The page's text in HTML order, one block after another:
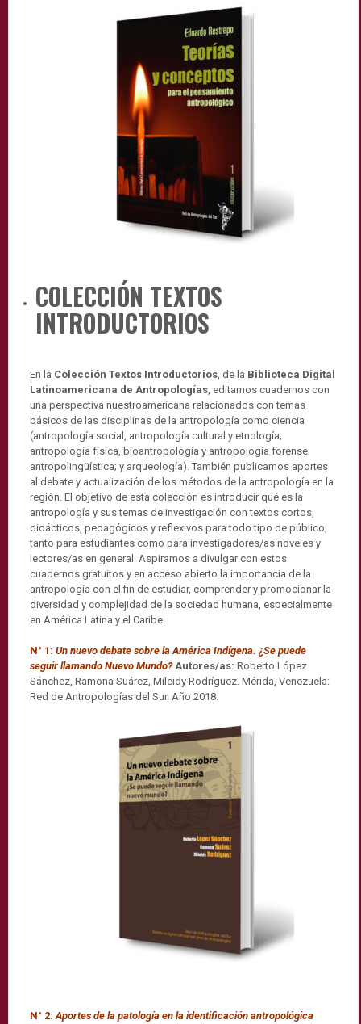
COLECCIÓN TEXTOS
INTRODUCTORIOS
En la Colección Textos Introductorios, de la Biblioteca Digital
Latinoamericana de Antropologías, editamos cuadernos con
una perspectiva nuestroamericana relacionados con temas
básicos de las disciplinas de la antropología como ciencia
(antropología social, antropología cultural y etnología;
antropología física, bioantropología y antropología forense;
antropolingüística; y arqueología). También publicamos aportes
al debate y actualización de los métodos de la antropología en la
región. El objetivo de esta colección es introducir qué es la
antropología y sus temas de investigación con textos cortos,
didácticos, pedagógicos y reflexivos para todo tipo de público,
tanto para estudiantes como para investigadores/as noveles y
lectores/as en general. Aspiramos a divulgar con estos
cuadernos gratuitos y en acceso abierto la importancia de la
antropología con el fin de estudiar, comprender y promocionar la
diversidad y complejidad de la sociedad humana, especialmente
en América Latina y el Caribe.
N° 1: Un nuevo debate sobre la América Indígena. ¿Se puede
seguir llamando Nuevo Mundo? Autores/as: Roberto López
Sánchez, Ramona Suárez, Mileidy Rodríguez. Mérida, Venezuela:
Red de Antropologías del Sur. Año 2018.
N° 2:Aportes de la patología en la identificación antropológica